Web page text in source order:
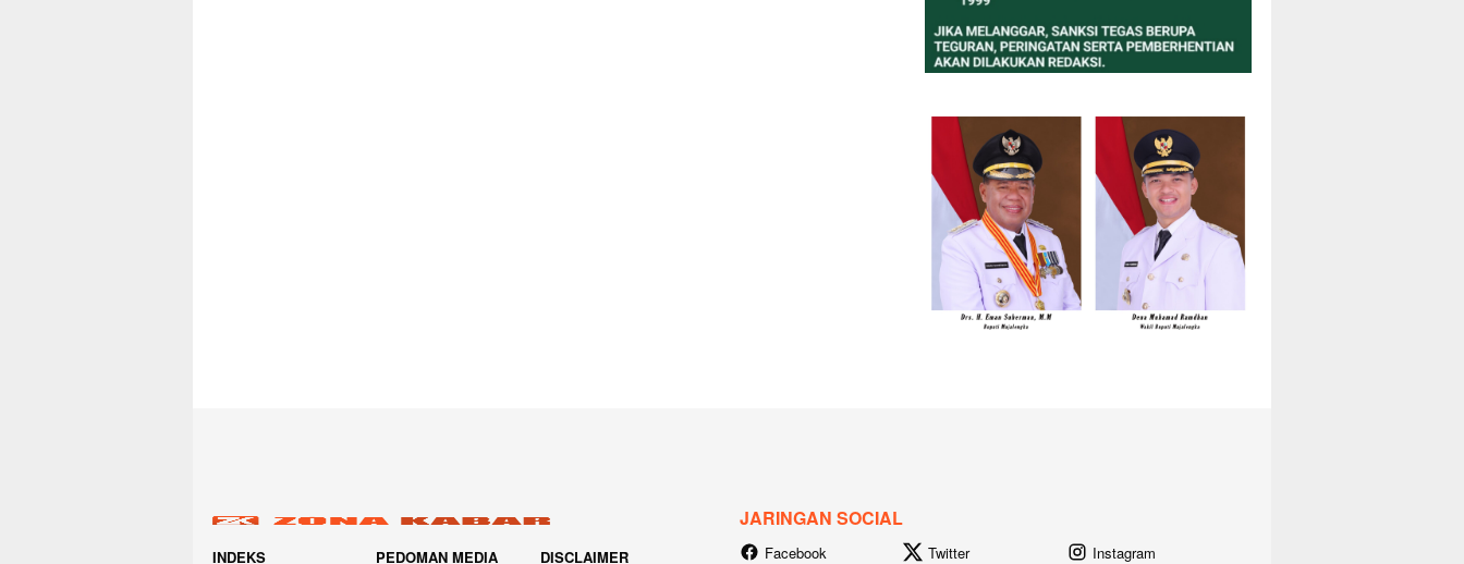
INDEKS PEDOMAN MEDIA DISCLAIMER
JARINGAN SOCIAL
Facebook Twitter Instagram